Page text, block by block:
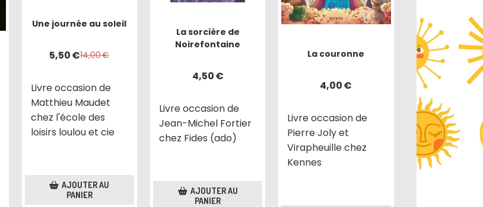
Une journée au soleil
5,50€14,00€
Livre occasion de
Matthieu Maudet
chez l'école des
loisirs loulou et cie
AJOUTER AU
PANIER
La sorcière de
Noirefontaine
4,50€
Livre occasion de
Jean-Michel Fortier
chez Fides (ado)
AJOUTER AU
PANIER
La couronne
4,00€
Livre occasion de
Pierre Joly et
Virapheuille chez
Kennes